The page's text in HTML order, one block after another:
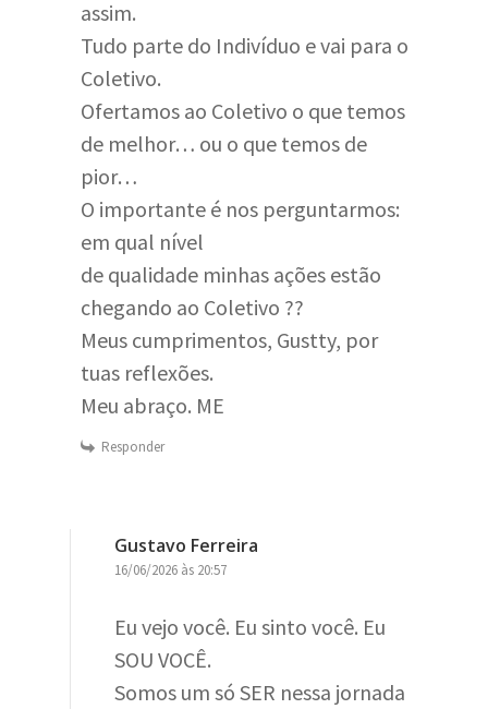
assim.
Tudo parte do Indivíduo e vai para o
Coletivo.
Ofertamos ao Coletivo o que temos
de melhor… ou o que temos de
pior…
O importante é nos perguntarmos:
em qual nível
de qualidade minhas ações estão
chegando ao Coletivo ??
Meus cumprimentos, Gustty, por
tuas reflexões.
Meu abraço. ME
Responder
Gustavo Ferreira
16/06/2026 às 20:57
Eu vejo você. Eu sinto você. Eu
SOU VOCÊ.
Somos um só SER nessa jornada